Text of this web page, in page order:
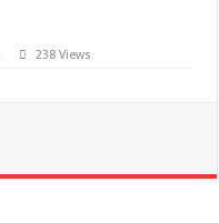
238 Views